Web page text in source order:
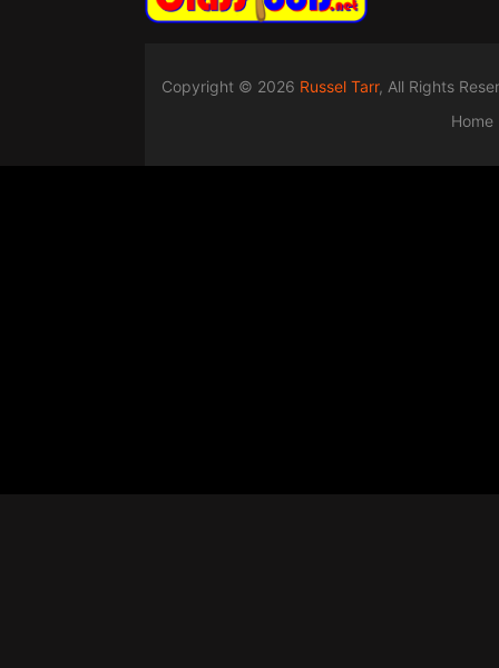
Copyright © 2026 Russel Tarr, All Rights
Home